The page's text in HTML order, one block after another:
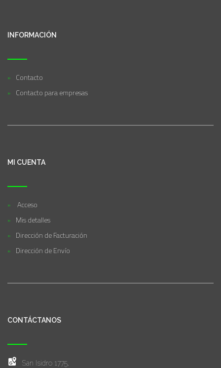
INFORMACIÓN
Contacto
Contacto para empresas
MI CUENTA
Acceso
Mis detalles
Dirección de Facturación
Dirección de Envío
CONTÁCTANOS
San Isidro 1775,